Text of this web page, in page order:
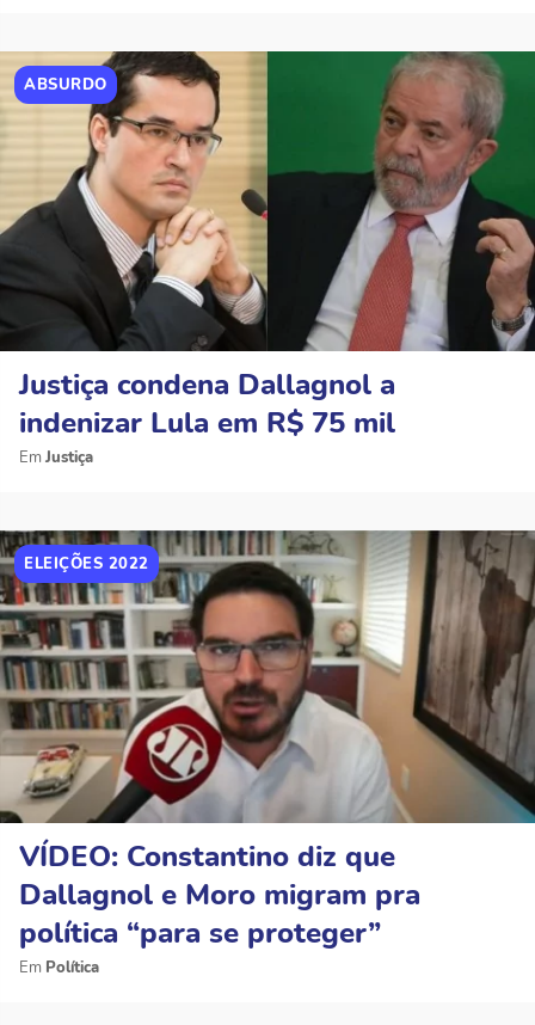
ABSURDO
Justiça condena Dallagnol a
indenizar Lula em R$ 75 mil
Justiça
ELEIÇÕES 2022
VÍDEO: Constantino diz que
Dallagnol e Moro migram pra
política “para se proteger”
Política